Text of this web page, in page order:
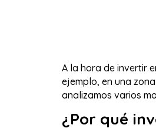
A la hora de invertir
ejemplo, en una
analizamos varios
¿Por qué